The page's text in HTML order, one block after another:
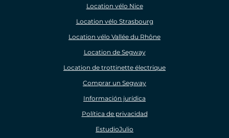
Location vélo Nice
Location vélo Strasbourg
Location vélo Vallée du Rhône
Location de Segway
Location de trottinette électrique
Comprar un Segway
Información jurídica
Política de privacidad
EstudioJulio